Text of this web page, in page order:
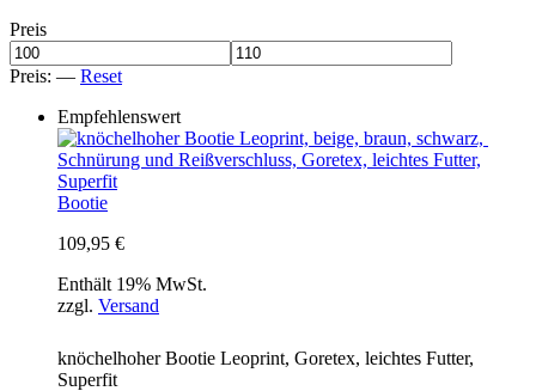
Preis
Preis: — Reset
Empfehlenswert
Bootie
109,95 €
Enthält 19% MwSt.
zzgl. Versand
knöchelhoher Bootie Leoprint, Goretex, leichtes Futter,
Superfit